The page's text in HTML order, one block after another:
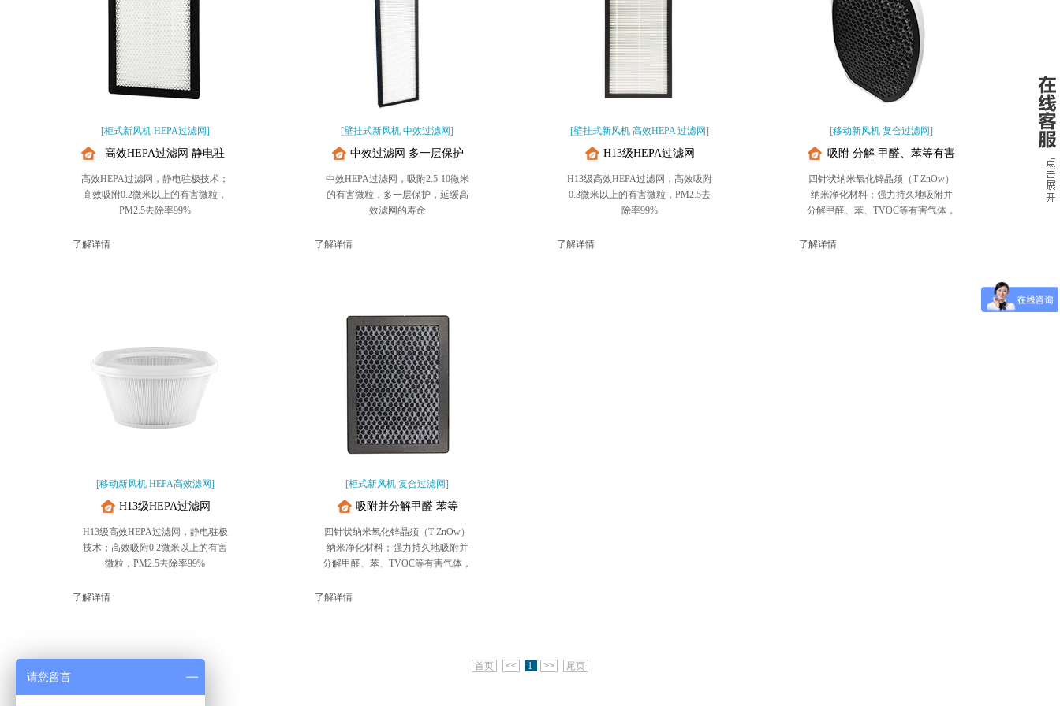
[柜式新风机 HEPA过滤网]
高效HEPA过滤网 静电驻
高效HEPA过滤网，静电驻极技术；
高效吸附0.2微米以上的有害微粒，
PM2.5去除率99%
了解详情
[壁挂式新风机 中效过滤网]
中效过滤网 多一层保护
中效HEPA过滤网，吸附2.5-10微米
的有害微粒，多一层保护，延缓高
效滤网的寿命
了解详情
[壁挂式新风机 高效HEPA 过滤网]
H13级HEPA过滤网
H13级高效HEPA过滤网，高效吸附
0.3微米以上的有害微粒，PM2.5去
除率99%
了解详情
[移动新风机 复合过滤网]
吸附 分解 甲醛、苯等有害
四针状纳米氧化锌晶须（T-ZnOw）
纳米净化材料；强力持久地吸附并
分解甲醛、苯、TVOC等有害气体，
了解详情
[移动新风机 HEPA高效滤网]
H13级HEPA过滤网
H13级高效HEPA过滤网，静电驻极
技术；高效吸附0.2微米以上的有害
微粒，PM2.5去除率99%
了解详情
[柜式新风机 复合过滤网]
吸附并分解甲醛 苯等
四针状纳米氧化锌晶须（T-ZnOw）
纳米净化材料；强力持久地吸附并
分解甲醛、苯、TVOC等有害气体，
了解详情
首页 << 1 >> 尾页
请您留言